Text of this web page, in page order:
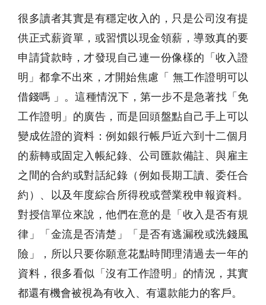
很多讀者其實是有穩定收入的，只是公司沒有提
供正式薪資單，或習慣以現金領薪，導致真的要
申請貸款時，才發現自己連一份像樣的「收入證
明」都拿不出來，才開始焦慮「 無工作證明可以
借錢嗎 」。這種情況下，第一步不是急著找「免
工作證明」的廣告，而是回頭盤點自己手上可以
變成佐證的資料：例如銀行帳戶近六到十二個月
的薪轉或固定入帳紀錄、公司匯款備註、與雇主
之間的合約或對話紀錄（例如長期工讀、委任合
約）、以及年度綜合所得稅或營業稅申報資料。
對授信單位來說，他們在意的是「收入是否有規
律」「金流是否清楚」「是否有逃漏稅或洗錢風
險」，所以只要你願意花點時間理清過去一年的
資料，很多看似「沒有工作證明」的情況，其實
都還有機會被視為有收入、有還款能力的客戶。